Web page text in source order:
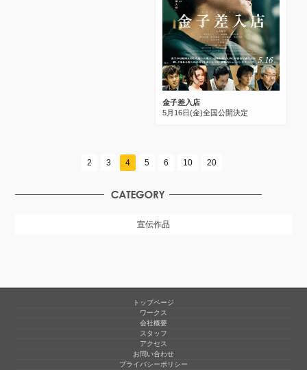
金子差入店
5月16日(金)全国公開決定
2 3 4 5 6 10 20
宣伝作品
トップページ
ワークス
会社概要
スタッフ
アクセス
お問い合わせ
プライバシーポリシー